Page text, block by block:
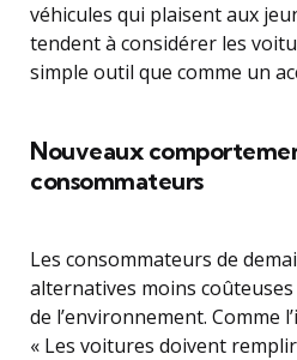
véhicules qui plaisent aux
tendent à considérer les
simple outil que comme un
Nouveaux
consommateurs
Les consommateurs de
alternatives moins
de l’environnement. Comme
« Les voitures doivent